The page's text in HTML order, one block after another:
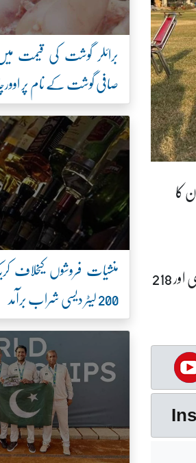
کا
یاد رہے کہ پی سی بی کے اس 40 اوور فارمیٹ پر مبنی ٹیلنٹ ہنٹ پروگرام میں ملک بھر سے 175 سرکاری اور 218
برائلر گوشت کی قیمت
صافی گوشت کے نام پر
منشیات فروشوں
200 لیٹر دیسی شراب برآمد